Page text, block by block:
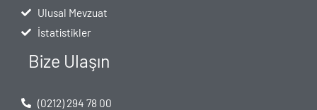
Ulusal Mevzuat
İstatistikler
Bize Ulaşın
(0212) 294 78 00